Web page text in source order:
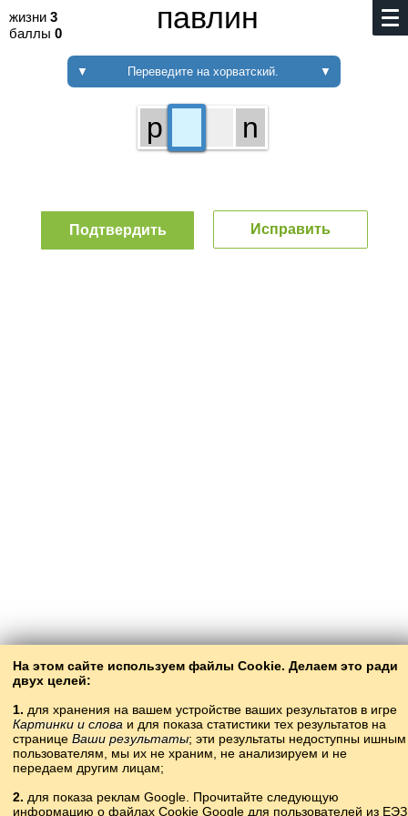
жизни 3
баллы 0 павлин
▼ Переведите на хорватский. ▼
На этом сайте используем файлы Cookie. Делаем это ради
двух целей:
1. для хранения на вашем устройстве ваших результатов в игре
Картинки и слова и для показа статистики тех результатов на
странице Ваши результаты; эти результаты недоступны ишным
пользователям, мы их не храним, не анализируем и не
передаем другим лицам;
2. для показа реклам Google. Прочитайте следующую
информацию о файлах Cookie Google для пользователей из ЕЭЗ